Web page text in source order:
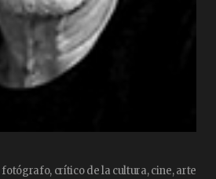
crítico de la cultura, cine, arte